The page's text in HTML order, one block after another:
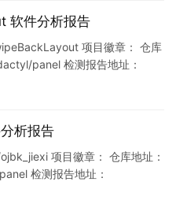
软件分析报告
项目徽章： 仓库
panel 检测报告地址：
报告由Murphy…
析报告
项目徽章： 仓库地址：
检测报告地址：
报告由Murphysec…